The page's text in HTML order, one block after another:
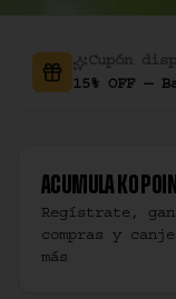
Cupón
15% OFF —
Acumula Ko
Regístrate,
compras y
más